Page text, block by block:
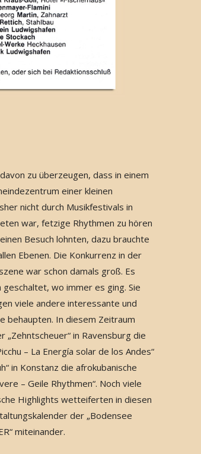
zu überzeugen, dass in einem
einer kleinen
nicht durch Musikfestivals in
war, fetzige Rhythmen zu hören
Besuch lohnten, dazu brauchte
Ebenen. Die Konkurrenz in der
war schon damals groß. Es
geschaltet, wo immer es ging. Sie
viele andere interessante und
behaupten. In diesem Zeitraum
„Zehntscheuer“ in Ravensburg die
– La Energía solar de los Andes“
in Konstanz die afrokubanische
– Geile Rhythmen“. Noch viele
Highlights wetteiferten in diesen
der „Bodensee
miteinander.